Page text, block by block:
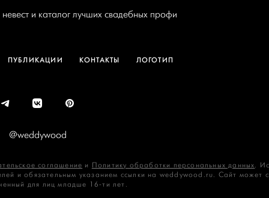
и каталог лучших свадебных профи
ПУБЛИКАЦИИ КОНТАКТЫ ЛОГОТИП
@weddywood
соглашение и Политику обработки персональных данных.
и обязательным указанием ссылки на weddywood.ru. Сайт может
для лиц младше 16‑ти лет.